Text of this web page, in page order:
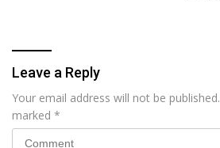
Leave a Reply
Your email address will not be published.
marked *